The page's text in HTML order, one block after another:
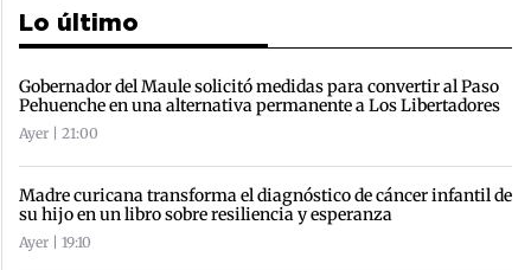
Lo último
Gobernador del Maule solicitó medidas para convertir al Paso
Pehuenche en una alternativa permanente a Los Libertadores
Ayer | 21:00
Madre curicana transforma el diagnóstico de cáncer infantil de
su hijo en un libro sobre resiliencia y esperanza
Ayer | 19:10